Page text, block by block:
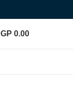
0.00